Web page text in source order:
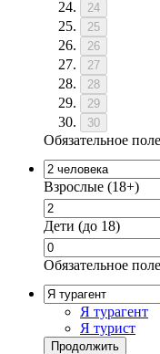
24
25
26
27
28
29
30
Обязательное поле
Взрослые (18+)
Дети (до 18)
Обязательное поле
Я турагент
Я турист
Продолжить